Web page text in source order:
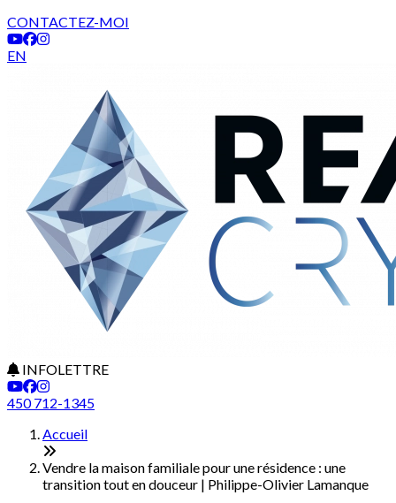
CONTACTEZ-MOI
EN
INFOLETTRE
450 712-1345
Accueil
Vendre la maison familiale pour une résidence : une
transition tout en douceur | Philippe-Olivier Lamanque